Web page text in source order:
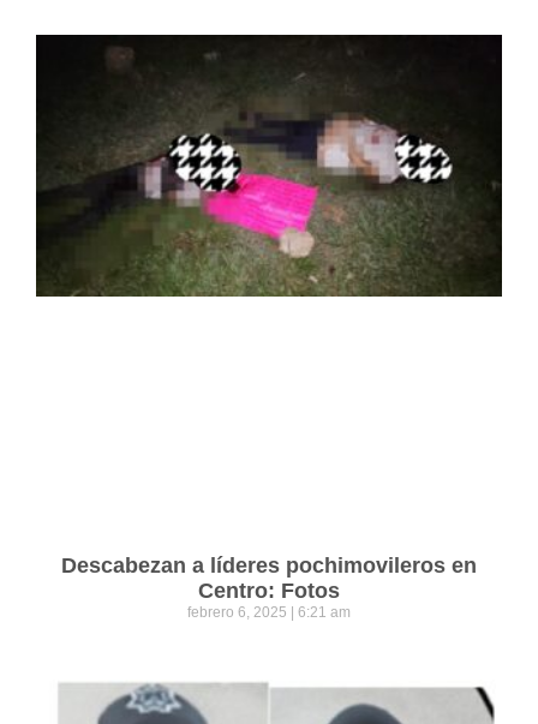
Descabezan a líderes pochimovileros en
Centro: Fotos
febrero 6, 2025 6:21 am